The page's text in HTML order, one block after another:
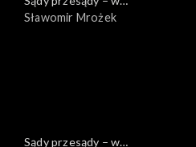
powiększeniu
Sławomir Mrożek
Sądy przesądy – w